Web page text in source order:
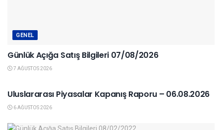
GENEL
Günlük Açığa Satış Bilgileri 07/08/2026
7 AĞUSTOS 2026
Uluslararası Piyasalar Kapanış Raporu – 06.08.2026
6 AĞUSTOS 2026